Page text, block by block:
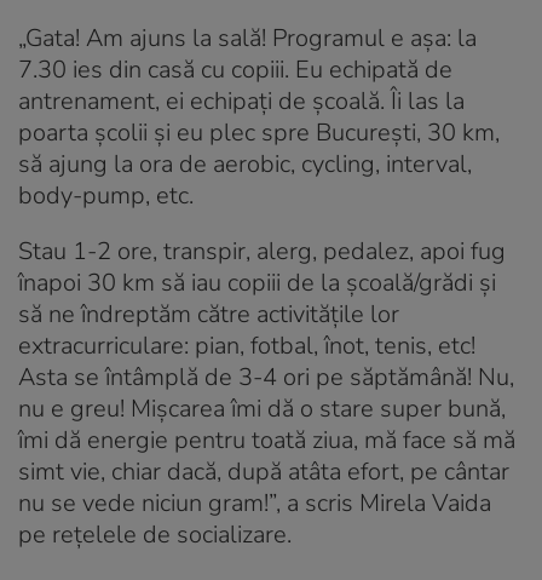
„Gata! Am ajuns la sală! Programul e așa: la
7.30 ies din casă cu copiii. Eu echipată de
antrenament, ei echipați de școală. Îi las la
poarta școlii și eu plec spre București, 30 km,
să ajung la ora de aerobic, cycling, interval,
body-pump, etc.
Stau 1-2 ore, transpir, alerg, pedalez, apoi fug
înapoi 30 km să iau copiii de la școală/grădi și
să ne îndreptăm către activitățile lor
extracurriculare: pian, fotbal, înot, tenis, etc!
Asta se întâmplă de 3-4 ori pe săptămână! Nu,
nu e greu! Mișcarea îmi dă o stare super bună,
îmi dă energie pentru toată ziua, mă face să mă
simt vie, chiar dacă, după atâta efort, pe cântar
nu se vede niciun gram!”, a scris Mirela Vaida
pe rețelele de socializare.